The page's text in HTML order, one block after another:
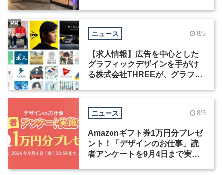
ニュース 8/5
【求人情報】広告を中心とした
グラフィックデザインを手がけ
る株式会社THREEが、グラフィ
PR
ニュース 8/3
Amazonギフト券1万円分プレゼ
ント！「デザインのお仕事」読
者アンケートを9月4日まで実施